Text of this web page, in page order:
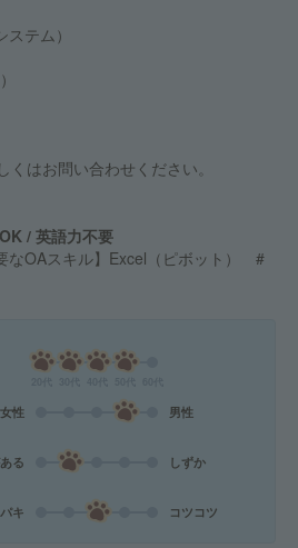
テム）
はお問い合わせください。
/ 英語力不要
OAスキル】Excel（ピボット） #
女性 男性
る しずか
キ コツコツ